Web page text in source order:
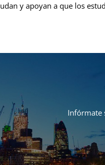
y apoyan a que los
Infórmate